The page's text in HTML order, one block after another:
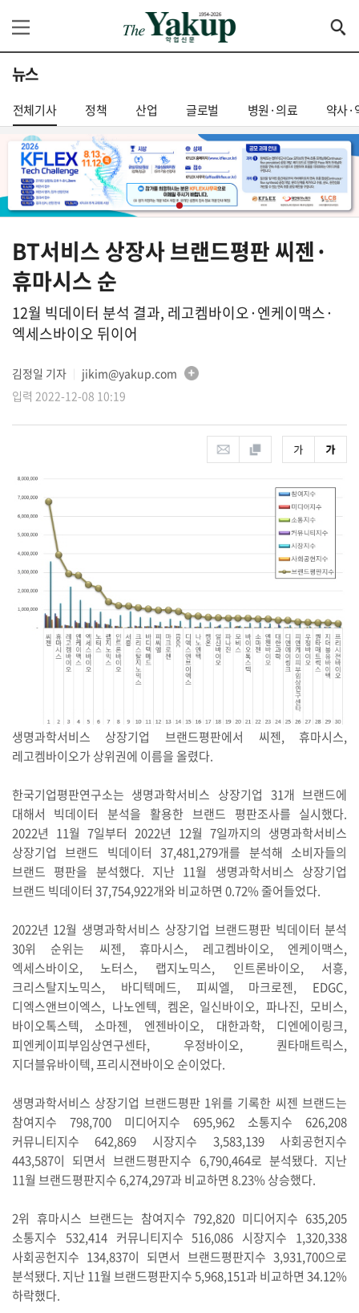
뉴스
전체기사 정책 산업 글로벌 병원·의료 약사·
BT서비스 상장사 브랜드평판 씨젠·
휴마시스 순
12월 빅데이터 분석 결과, 레고켐바이오·엔케이맥스·
엑세스바이오 뒤이어
김정일 기자
jikim@yakup.com
입력 2022-12-08 10:19
생명과학서비스 상장기업 브랜드평판에서 씨젠, 휴마시스,
레고켐바이오가 상위권에 이름을 올렸다.
한국기업평판연구소는 생명과학서비스 상장기업 31개 브랜드에
대해서 빅데이터 분석을 활용한 브랜드 평판조사를 실시했다.
2022년 11월 7일부터 2022년 12월 7일까지의 생명과학서비스
상장기업 브랜드 빅데이터 37,481,279개를 분석해 소비자들의
브랜드 평판을 분석했다. 지난 11월 생명과학서비스 상장기업
브랜드 빅데이터 37,754,922개와 비교하면 0.72% 줄어들었다.
2022년 12월 생명과학서비스 상장기업 브랜드평판 빅데이터 분석
30위 순위는 씨젠, 휴마시스, 레고켐바이오, 엔케이맥스,
엑세스바이오, 노터스, 랩지노믹스, 인트론바이오, 서흥,
크리스탈지노믹스, 바디텍메드, 피씨엘, 마크로젠, EDGC,
디엑스앤브이엑스, 나노엔텍, 켐온, 일신바이오, 파나진, 모비스,
바이오톡스텍, 소마젠, 엔젠바이오, 대한과학, 디엔에이링크,
피엔케이피부임상연구센타, 우정바이오, 퀀타매트릭스,
지더블유바이텍, 프리시젼바이오 순이었다.
생명과학서비스 상장기업 브랜드평판 1위를 기록한 씨젠 브랜드는
참여지수 798,700 미디어지수 695,962 소통지수 626,208
커뮤니티지수 642,869 시장지수 3,583,139 사회공헌지수
443,587이 되면서 브랜드평판지수 6,790,464로 분석됐다. 지난
11월 브랜드평판지수 6,274,297과 비교하면 8.23% 상승했다.
2위 휴마시스 브랜드는 참여지수 792,820 미디어지수 635,205
소통지수 532,414 커뮤니티지수 516,086 시장지수 1,320,338
사회공헌지수 134,837이 되면서 브랜드평판지수 3,931,700으로
분석됐다. 지난 11월 브랜드평판지수 5,968,151과 비교하면 34.12%
하락했다.